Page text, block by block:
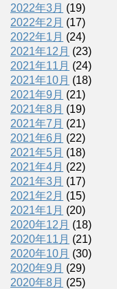
2022年3月 (19)
2022年2月 (17)
2022年1月 (24)
2021年12月 (23)
2021年11月 (24)
2021年10月 (18)
2021年9月 (21)
2021年8月 (19)
2021年7月 (21)
2021年6月 (22)
2021年5月 (18)
2021年4月 (22)
2021年3月 (17)
2021年2月 (15)
2021年1月 (20)
2020年12月 (18)
2020年11月 (21)
2020年10月 (30)
2020年9月 (29)
2020年8月 (25)